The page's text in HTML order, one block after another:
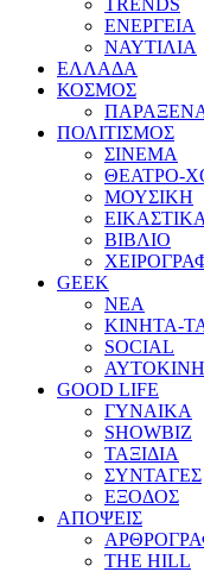
TRENDS
ΕΝΕΡΓΕΙΑ
ΝΑΥΤΙΛΙΑ
ΕΛΛΑΔΑ
ΚΟΣΜΟΣ
ΠΟΛΙΤΙΣΜΟΣ
ΣΙΝΕΜΑ
ΘΕΑΤΡΟ-
ΜΟΥΣΙΚΗ
ΕΙΚΑΣΤΙΚΑ
ΒΙΒΛΙΟ
GEEK
ΝΕΑ
ΚΙΝΗΤΑ-
SOCIAL
GOOD LIFE
ΓΥΝΑΙΚΑ
SHOWBIZ
ΤΑΞΙΔΙΑ
ΣΥΝΤΑΓΕΣ
ΕΞΟΔΟΣ
ΑΠΟΨΕΙΣ
THE HILL